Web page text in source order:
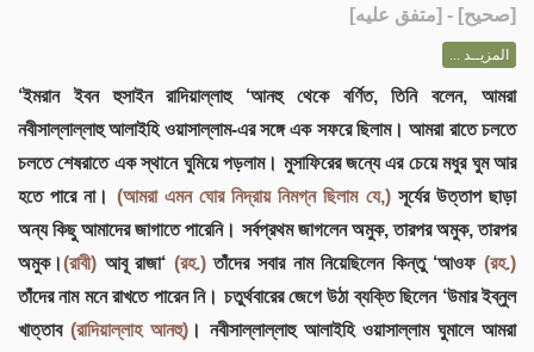
[صحيح] - [متفق عليه]
المزيــد ...
‘ইমরান ইবন হুসাইন রাদিয়াল্লাহু ‘আনহু থেকে বর্ণিত, তিনি বলেন, আমরা
নবীসাল্লাল্লাহু আলাইহি ওয়াসাল্লাম-এর সঙ্গে এক সফরে ছিলাম। আমরা রাতে চলতে
চলতে শেষরাতে এক স্থানে ঘুমিয়ে পড়লাম। মুসাফিরের জন্যে এর চেয়ে মধুর ঘুম আর
হতে পারে না। (আমরা এমন ঘোর নিদ্রায় নিমগ্ন ছিলাম যে,)সূর্যের উত্তাপ ছাড়া
অন্য কিছু আমাদের জাগাতে পারেনি। সর্বপ্রথম জাগলেন অমুক, তারপর অমুক, তারপর
অমুক।(রাবী) আবূ রাজা‘ (রহ.)তাঁদের সবার নাম নিয়েছিলেন কিন্তু ‘আওফ(রহ.)
তাঁদের নাম মনে রাখতে পারেন নি। চতুর্থবারের জেগে উঠা ব্যক্তি ছিলেন ‘উমার ইব্নুল
খাত্তাব (রাদিয়াল্লাহ আনহু) । নবীসাল্লাল্লাহু আলাইহি ওয়াসাল্লাম ঘুমালে আমরা